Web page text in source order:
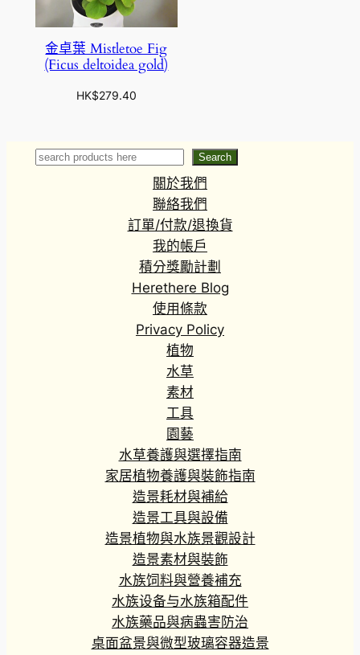
金卓葉 Mistletoe Fig
(Ficus deltoidea gold)
HK$279.40
Search Search
關於我們
聯絡我們
訂單/付款/退換貨
我的帳戶
積分獎勵計劃
Herethere Blog
使用條款
Privacy Policy
植物
水草
素材
工具
園藝
水草養護與選擇指南
家居植物養護與裝飾指南
造景耗材與補給
造景工具與設備
造景植物與水族景觀設計
造景素材與裝飾
水族饲料與營養補充
水族设备与水族箱配件
水族藥品與病蟲害防治
桌面盆景與微型玻璃容器造景